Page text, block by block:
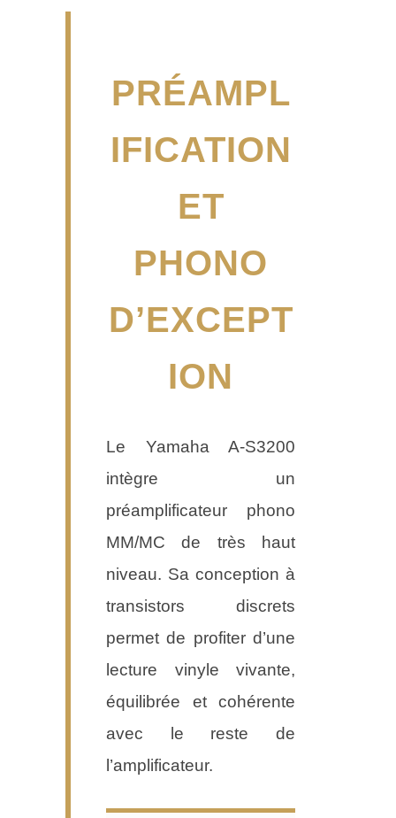
PRÉAMPL
IFICATION
ET
PHONO
D’EXCEPT
ION
Le Yamaha A-S3200
intègre un
préamplificateur phono
MM/MC de très haut
niveau. Sa conception à
transistors discrets
permet de profiter d’une
lecture vinyle vivante,
équilibrée et cohérente
avec le reste de
l’amplificateur.